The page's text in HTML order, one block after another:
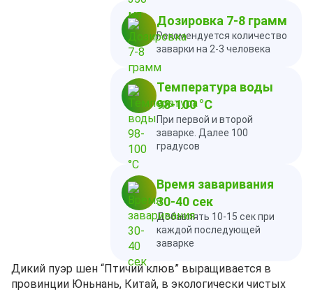
Дозировка 7-8 грамм
Рекомендуется количество
заварки на 2-3 человека
Температура воды
98-100 °C
При первой и второй
заварке. Далее 100
градусов
Время заваривания
30-40 сек
Добавлять 10-15 сек при
каждой последующей
заварке
Дикий пуэр шен “Птичий клюв” выращивается в
провинции Юньнань, Китай, в экологически чистых